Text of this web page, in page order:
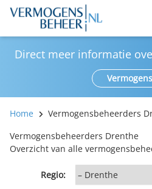
Direct meer informatie
Home
Vermogensbeheerders
Vermogensbeheerders Drenthe
Overzicht van alle
Regio: